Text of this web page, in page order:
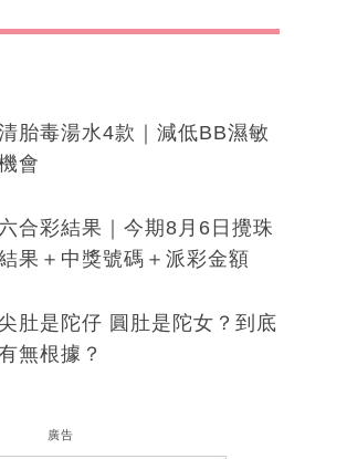
胎毒湯水4款｜減低BB濕敏
會
六合彩結果｜今期8月6日攪珠
果＋中獎號碼＋派彩金額
尖肚是陀仔 圓肚是陀女？到底
無根據？
廣告